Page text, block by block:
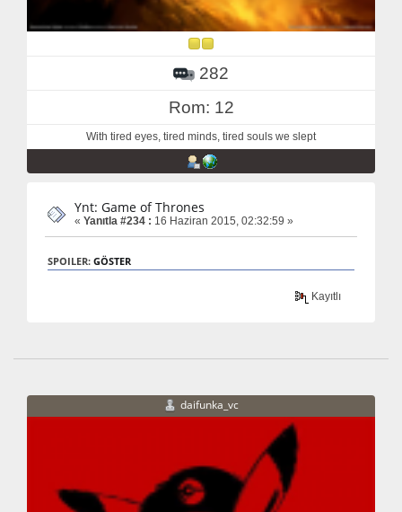
282
Rom: 12
With tired eyes, tired minds, tired souls we slept
Ynt: Game of Thrones
« Yanıtla #234 : 16 Haziran 2015, 02:32:59 »
SPOILER: GÖSTER
Kayıtlı
daifunka_vc